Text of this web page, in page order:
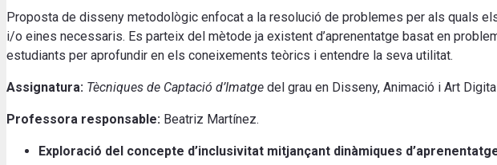
Proposta de disseny metodològic enfocat a la resolució de problemes per als quals
i/o eines necessaris. Es parteix del mètode ja existent d’aprenentatge basat en
estudiants per aprofundir en els coneixements teòrics i entendre la seva utilitat.
Assignatura: Tècniques de Captació d’Imatge del grau en Disseny, Animació i Art
Professora responsable: Beatriz Martínez.
Exploració del concepte d’inclusivitat mitjançant dinàmiques